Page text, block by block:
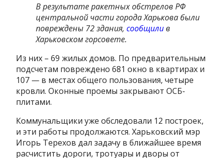
В результате ракетных обстрелов РФ
центральной части города Харькова были
повреждены 72 здания,сообщилив
Харьковском горсовете.
Из них – 69 жилых домов. По предварительным
подсчетам повреждено 681 окно в квартирах и
107 — в местах общего пользования, четыре
кровли. Оконные проемы закрывают ОСБ-
плитами.
Коммунальщики уже обследовали 12 построек,
и эти работы продолжаются. Харьковский мэр
Игорь Терехов дал задачу в ближайшее время
расчистить дороги, тротуары и дворы от